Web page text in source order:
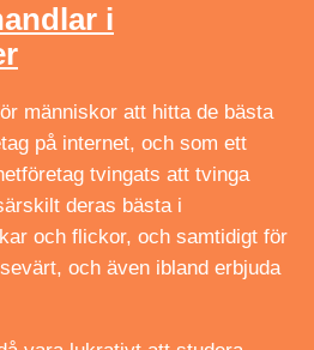
i
människor att hitta de bästa
på internet, och som ett
tvingats att tvinga
deras bästa i
och flickor, och samtidigt för
och även ibland erbjuda